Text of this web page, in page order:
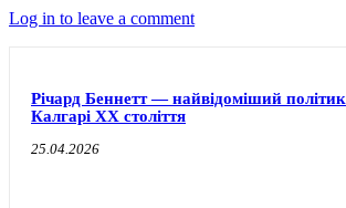
Log in to leave a comment
Річард Беннетт — найвідоміший політик
Калгарі XX століття
25.04.2026